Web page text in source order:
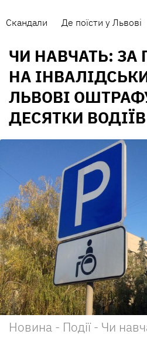
Скандали Де поїсти у Львові
ЧИ НАВЧАТЬ: ЗА
НА
ЛЬВОВІ
ДЕСЯТКИ ВОДІЇВ
Новина - Події - Чи